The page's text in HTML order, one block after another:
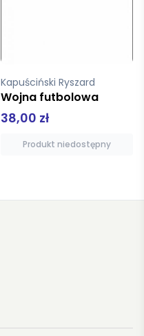
Malina Jadwiga
Przysłona
42,00 zł
Dodaj do koszyka